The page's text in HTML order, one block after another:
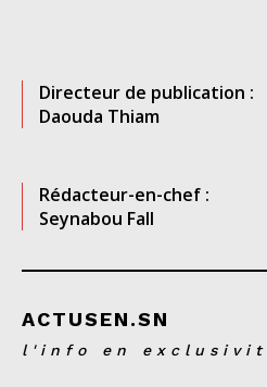
Directeur de publication :
Daouda Thiam
Rédacteur-en-chef :
Seynabou Fall
ACTUSEN.SN
l'info en